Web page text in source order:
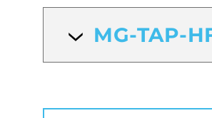
MG-TAP-